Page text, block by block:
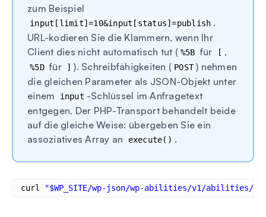
zum Beispiel
input[limit]=10&input[status]=publish .
URL-kodieren Sie die Klammern, wenn Ihr
Client dies nicht automatisch tut ( %5B für [ ,
%5D für ] ). Schreibfähigkeiten ( POST ) nehmen
die gleichen Parameter als JSON-Objekt unter
einem
input -Schlüssel im Anfragetext
entgegen. Der PHP-Transport behandelt beide
auf die gleiche Weise: übergeben Sie ein
assoziatives Array an
execute() .
curl "$WP_SITE/wp-json/wp-abilities/v1/abilities/